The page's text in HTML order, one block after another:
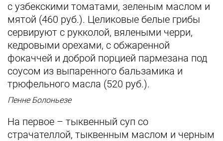
с узбекскими томатами, зеленым маслом и
мятой (460 руб.). Целиковые белые грибы
сервируют с рукколой, вялеными черри,
кедровыми орехами, с обжаренной
фокаччей и доброй порцией пармезана под
соусом из выпаренного бальзамика и
трюфельного масла (520 руб.).
Пенне Болоньезе
На первое – тыквенный суп со
страчателлой, тыквенным маслом и черным